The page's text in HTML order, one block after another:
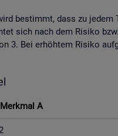
be­stimmt, dass zu
sich nach dem Ri­si­ko
3. Bei er­höh­tem Ri­si­ko
Merk­mal A
2